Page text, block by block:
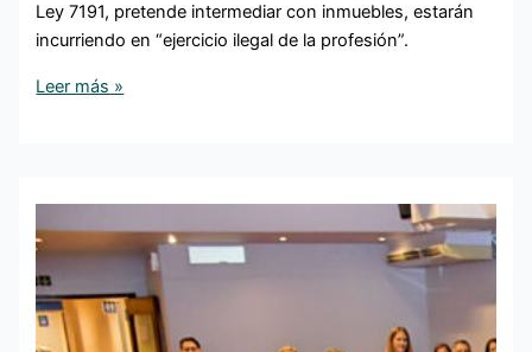
Ley 7191, pretende intermediar con inmuebles, estarán
incurriendo en “ejercicio ilegal de la profesión”.
Leer más »